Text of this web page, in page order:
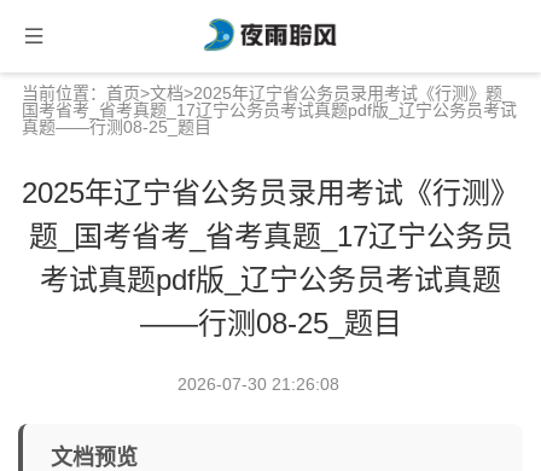
当前位置： 首页>文档>2025年辽宁省公务员录用考试《行测》题_
国考省考_省考真题_17辽宁公务员考试真题pdf版_辽宁公务员考试
真题——行测08-25_题目
2025年辽宁省公务员录用考试《行测》
题_国考省考_省考真题_17辽宁公务员
考试真题pdf版_辽宁公务员考试真题
——行测08-25_题目
2026-07-30 21:26:08
文档预览